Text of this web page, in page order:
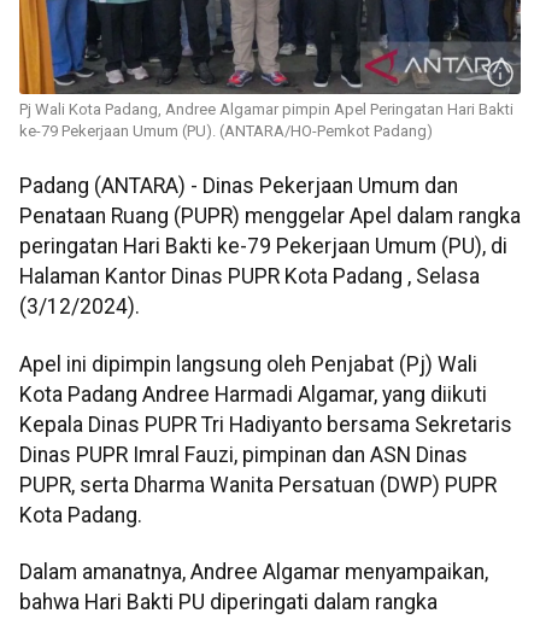
Pj Wali Kota Padang, Andree Algamar pimpin Apel Peringatan Hari Bakti
ke-79 Pekerjaan Umum (PU). (ANTARA/HO-Pemkot Padang)
Padang (ANTARA) - Dinas Pekerjaan Umum dan
Penataan Ruang (PUPR) menggelar Apel dalam rangka
peringatan Hari Bakti ke-79 Pekerjaan Umum (PU), di
Halaman Kantor Dinas PUPR Kota Padang , Selasa
(3/12/2024).
Apel ini dipimpin langsung oleh Penjabat (Pj) Wali
Kota Padang Andree Harmadi Algamar, yang diikuti
Kepala Dinas PUPR Tri Hadiyanto bersama Sekretaris
Dinas PUPR Imral Fauzi, pimpinan dan ASN Dinas
PUPR, serta Dharma Wanita Persatuan (DWP) PUPR
Kota Padang.
Dalam amanatnya, Andree Algamar menyampaikan,
bahwa Hari Bakti PU diperingati dalam rangka